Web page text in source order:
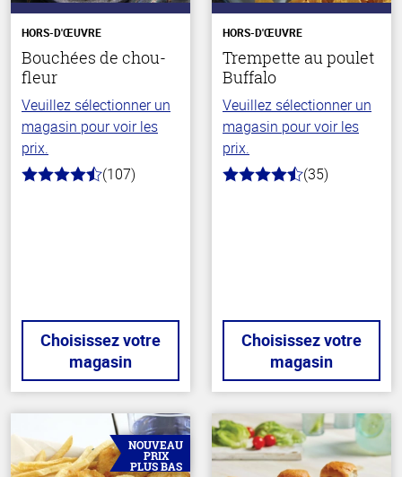
HORS-D'ŒUVRE
Bouchées de chou-
fleur
Veuillez sélectionner un
magasin pour voir les
prix.
4.6
(107)
Choisissez votre
magasin
HORS-D'ŒUVRE
Trempette au poulet
Buffalo
Veuillez sélectionner un
magasin pour voir les
prix.
4.4
(35)
Choisissez votre
magasin
NOUVEAU
PRIX
PLUS BAS